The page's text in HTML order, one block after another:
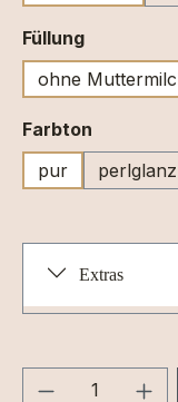
Füllungauswählen
ohne
Farbton
pur
perlglanz
Extras
Produkt